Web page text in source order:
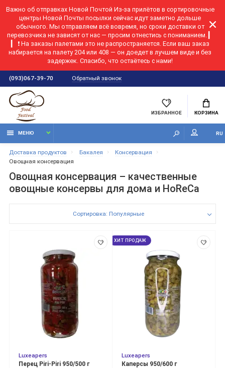
Важно об отправках Новой Почтой Из-за прилётов в сортировочные
центры Новой Почты посылки сейчас идут заметно дольше
обычного. Мы отправляем всё вовремя, но сроки доставки от
перевозчика не зависят от нас — просим отнестись с пониманием. ▎
▎ ❗ На заказы палетами это не распространяется. Если ваш заказ
набирается на палету 204 или 408 — он доедет в лучшем виде и без
задержек. Спасибо, что остаётесь с нами!
(093)067-39-70 Обратный звонок
ИЗБРАННОЕ КОРЗИНА
МЕНЮ RU
Доставка продуктов Бакалея
Консервация
Овощная консервация
Овощная консервация – качественные
овощные консервы для дома и HoReCa
Сортировка: Популярные
Luxeapers
Перец Piri-Piri 950/500 г
ХИТ ПРОДАЖ
Luxeapers
Каперсы 950/600 г